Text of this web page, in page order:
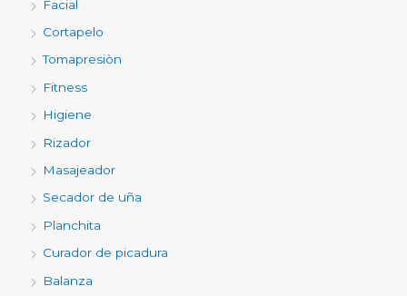
Facial
Cortapelo
Tomapresiòn
Fitness
Higiene
Rizador
Masajeador
Secador de uña
Planchita
Curador de picadura
Balanza